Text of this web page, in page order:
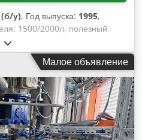
(б/у), Год выпуска: 1995,
1500/2000л, полезный
мощность двигателя: 55кВт,
высота: 3400мм, вес
3.9/ 1.21т, с обширной
на месте. Djdpfx Aorn Rc
Малое объявление